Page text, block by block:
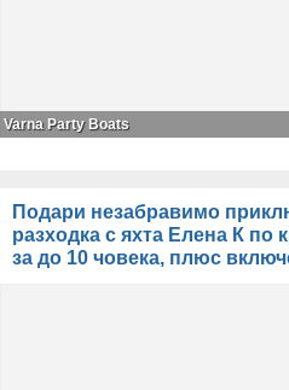
Varna Party Boats
Подари незабравимо
разходка с яхта Елена К по
за до 10 човека, плюс